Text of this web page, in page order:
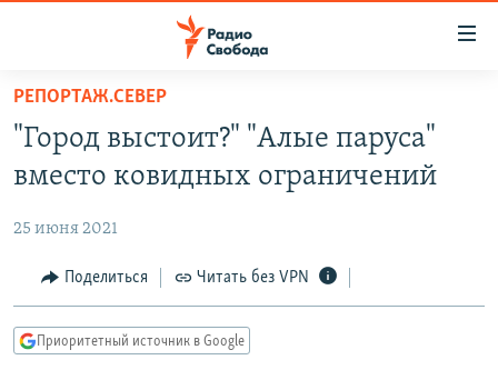
упрощенного
доступа
основному
Вернутся
главной
навигации
ПРОГРАММЫ
ПОДКАСТЫ
ЦИТАТЫ СВОБОДЫ
МНЕНИЯ
IDEL.РЕАЛИИ
РЕПОРТАЖ.СЕВЕР
"Город выстоит?" "Алые паруса"
вместо ковидных ограничений
25 июня 2021
Поделиться Читать без VPN
Приоритетный источник в Google